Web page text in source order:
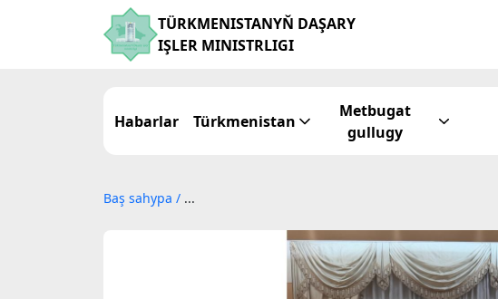
TÜRKMENISTANYŇ DAŞARY
IŞLER MINISTRLIGI
Habarlar Türkmenistan
Metbugat
gullugy
Baş sahypa / ...